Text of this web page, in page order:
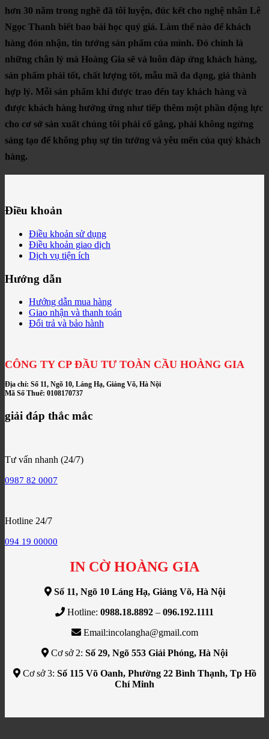
hơn 30 năm trong nghề đã tôi luyện, đúc kết cho nghệ nhân Lê
Ngọc Thanh biết bao bài học quý giá. Làm thế nào để khách
hàng đón nhận, tin tưởng sản phẩm của mình. Đó chính là
những chân lý mà Hoàng Gia sẽ và luôn đáp ứng khách hàng,
sản phẩm phải tốt, chất lượng tốt, mẫu mã đa dạng, giá thành
hợp lý. Mỗi sản phẩm khi được trao đến tay khách hàng và
được khách hàng hưởng ứng như tiếp thêm một phần động lực
cho cơ sở sản xuất chúng tôi phải cố gắng, phải không ngừng
sáng tạo để không phụ sự tin tưởng và yêu mến của quý khách
hàng.
Điều khoản
Điều khoản sử dụng
Điều khoản giao dịch
Dịch vụ tiện ích
Hướng dẫn
Hướng dẫn mua hàng
Giao nhận và thanh toán
Đổi trả và bảo hành
CÔNG TY CP ĐẦU TƯ TOÀN CẦU HOÀNG GIA
Địa chỉ: Số 11, Ngõ 10, Láng Hạ, Giảng Võ, Hà Nội
Mã Số Thuế: 0108170737
giải đáp thắc mắc
Tư vấn nhanh (24/7)
0987 82 0007
Hotline 24/7
094 19 00000
IN CỜ HOÀNG GIA
Số 11, Ngõ 10 Láng Hạ, Giảng Võ, Hà Nội
Hotline: 0988.18.8892 – 096.192.1111
Email:incolangha@gmail.com
Cơ sở 2: Số 29, Ngõ 553 Giải Phóng, Hà Nội
Cơ sở 3: Số 115 Võ Oanh, Phường 22 Bình Thạnh, Tp Hồ
Chí Minh